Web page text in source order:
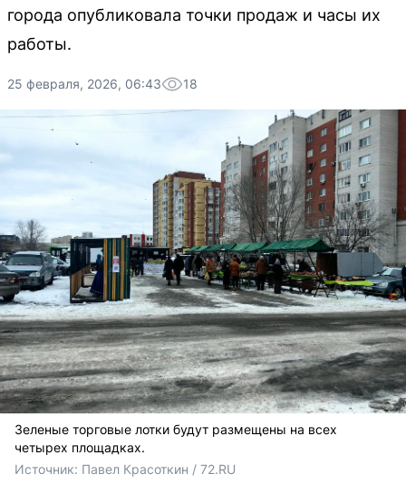
города опубликовала точки продаж и часы их
работы.
25 февраля, 2026, 06:43 18
Зеленые торговые лотки будут размещены на всех
четырех площадках.
Источник: Павел Красоткин / 72.RU